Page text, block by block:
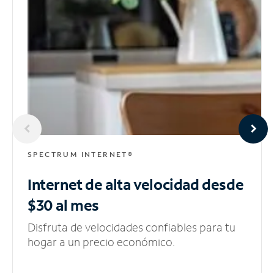
SPECTRUM INTERNET®
Internet de alta velocidaddesde
$30 al mes
Disfruta de velocidades confiables para tu
hogar a un precio económico.